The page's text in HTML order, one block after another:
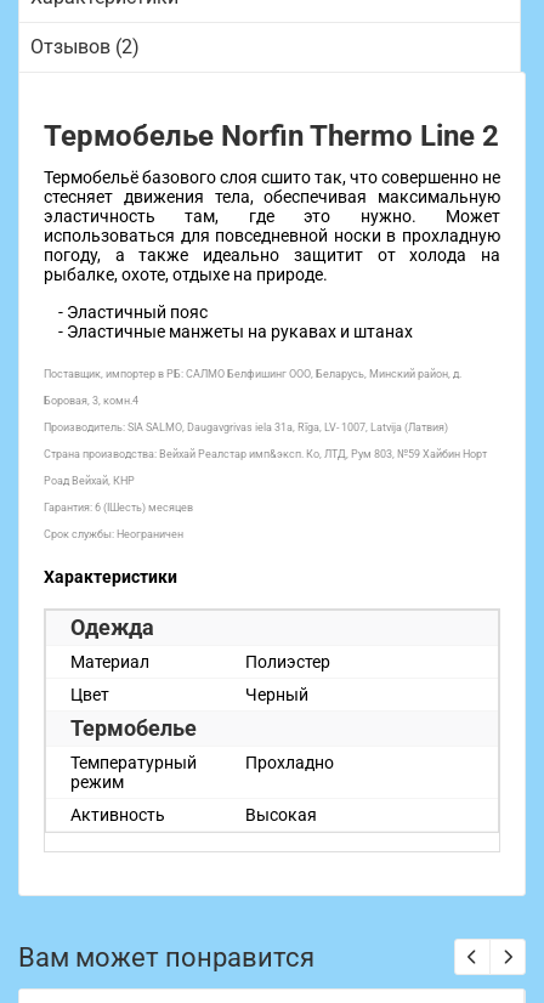
Отзывов (2)
Термобелье Norfin Thermo Line 2
Термобельё базового слоя сшито так, что совершенно не
стесняет движения тела, обеспечивая максимальную
эластичность там, где это нужно. Может
использоваться для повседневной носки в прохладную
погоду, а также идеально защитит от холода на
рыбалке, охоте, отдыхе на природе.
- Эластичный пояс
- Эластичные манжеты на рукавах и штанах
Поставщик, импортер в РБ: САЛМО Белфишинг ООО, Беларусь, Минский район, д.
Боровая, 3, комн.4
Производитель: SIA SALMO, Daugavgrivas iela 31a, Rīga, LV- 1007, Latvija (Латвия)
Страна производства: Вейхай Реалстар имп&эксп. Ко, ЛТД, Рум 803, №59 Хайбин Норт
Роад Вейхай, КНР
Гарантия: 6 (IШесть) месяцев
Срок службы: Неограничен
Характеристики
Одежда
Материал
Полиэстер
Цвет
Черный
Термобелье
Температурный
режим
Прохладно
Активность Высокая
Вам может понравится